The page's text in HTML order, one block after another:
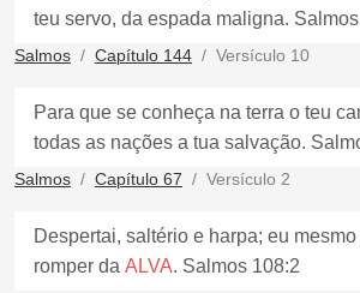
teu servo, da espada maligna.
Salmos Capítulo 144 Versículo 10
Para que se conheça na terra o teu
todas as nações a tua salvação.
Salmos Capítulo 67 Versículo 2
Despertai, saltério e harpa; eu
romper da ALVA. Salmos 108:2